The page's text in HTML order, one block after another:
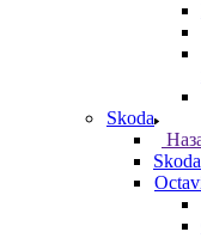
Skoda
Skoda